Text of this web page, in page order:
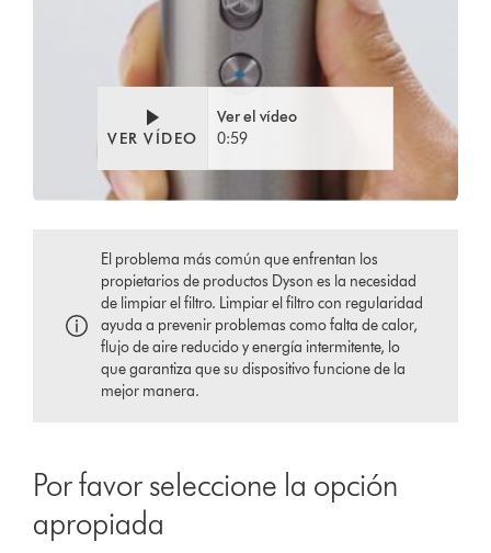
VER VÍDEO
Ver el vídeo
0:59
El problema más común que enfrentan los
propietarios de productos Dyson es la necesidad
de limpiar el filtro. Limpiar el filtro con regularidad
ayuda a prevenir problemas como falta de calor,
flujo de aire reducido y energía intermitente, lo
que garantiza que su dispositivo funcione de la
mejor manera.
Por favor seleccione la opción
apropiada